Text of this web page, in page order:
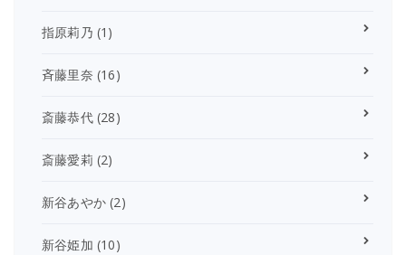
指原莉乃 (1)
斉藤里奈 (16)
斎藤恭代(28)
斎藤愛莉 (2)
新谷あやか (2)
新谷姫加 (10)